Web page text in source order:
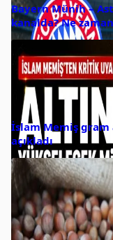
Bayern Münih –
kanalda? Ne
İslam Memiş
açıkladı